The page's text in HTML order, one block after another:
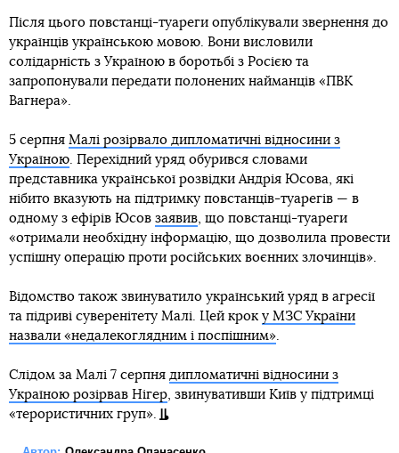
Після цього повстанці-туареги опублікували звернення до
українців українською мовою. Вони висловили
солідарність з Україною в боротьбі з Росією та
запропонували передати полонених найманців «ПВК
Вагнера».
5 серпня Малі розірвало дипломатичні відносини з
Україною. Перехідний уряд обурився словами
представника української розвідки Андрія Юсова, які
нібито вказують на підтримку повстанців-туарегів — в
одному з ефірів Юсов заявив, що повстанці-туареги
«отримали необхідну інформацію, що дозволила провести
успішну операцію проти російських воєнних злочинців».
Відомство також звинуватило український уряд в агресії
та підриві суверенітету Малі. Цей крок у МЗС України
назвали «недалекоглядним і поспішним».
Слідом за Малі 7 серпня дипломатичні відносини з
Україною розірвав Нігер, звинувативши Київ у підтримці
«терористичних груп».